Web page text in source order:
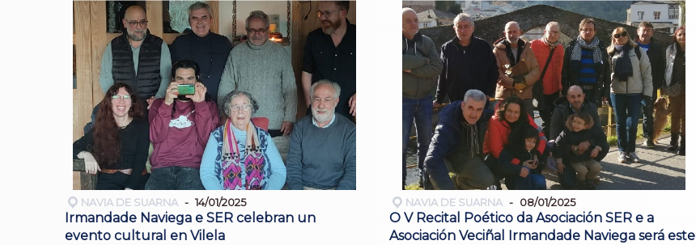
NAVIA DE SUARNA 14/01/2025
Irmandade Naviega e SER celebran un
evento cultural en Vilela
NAVIA DE SUARNA 08/01/2025
O V Recital Poético da Asociación SER e a
Asociación Veciñal Irmandade Naviega será este